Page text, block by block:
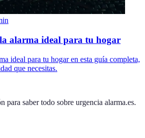
alarma ideal para tu hogar
ideal para tu hogar en esta guía completa,
que necesitas.
para saber todo sobre urgencia alarma.es.